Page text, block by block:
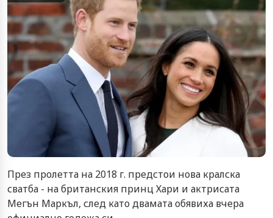
През пролетта на 2018 г. предстои нова кралска
сватба - на британския принц Хари и актрисата
Мегън Маркъл, след като двамата обявиха вчера